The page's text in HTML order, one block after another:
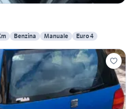
Benzina Manuale Euro 4